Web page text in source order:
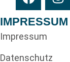
IMPRESSUM
Impressum
Datenschutz